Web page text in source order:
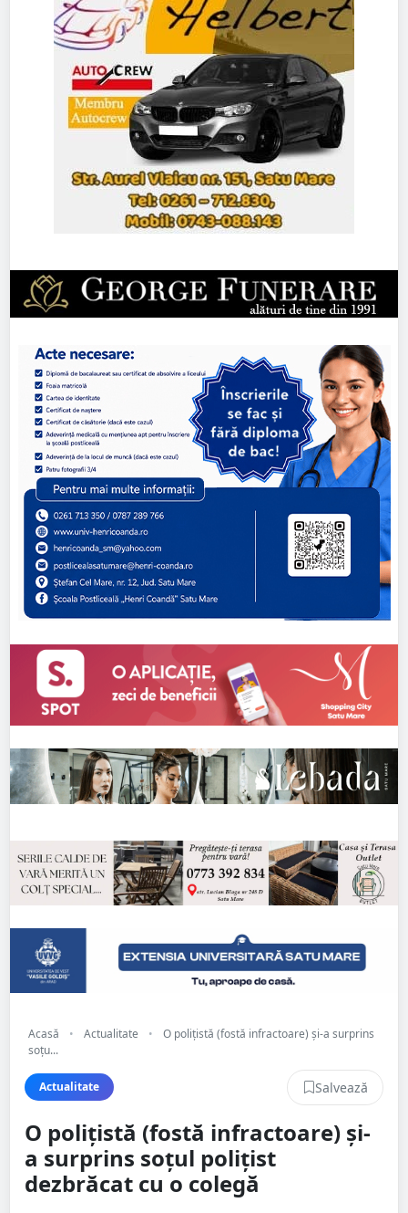
Acasă • Actualitate •
O polițistă (fostă infractoare) și-a surprins
soțu...
Actualitate Salvează
O polițistă (fostă infractoare) și-
a surprins soțul polițist
dezbrăcat cu o colegă